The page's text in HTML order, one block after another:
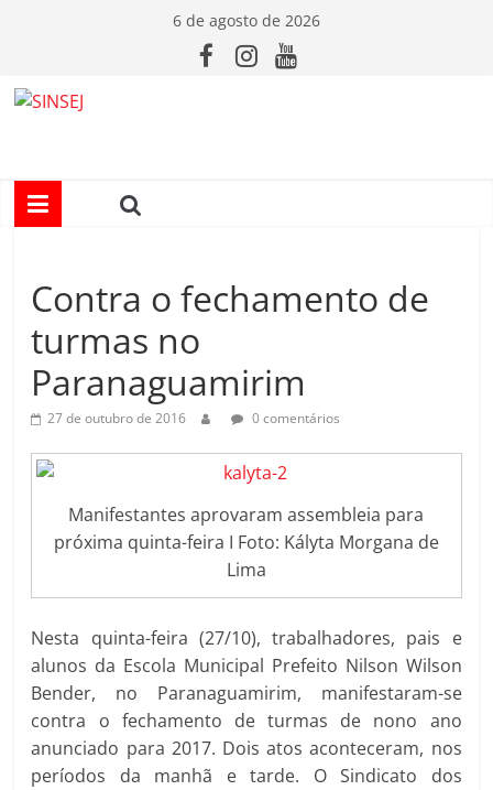
conteúdo
6 de agosto de 2026
I
S
E
Contra o fechamento de
turmas no
Paranaguamirim
27 de outubro de 2016 0 comentários
Manifestantes aprovaram assembleia para
próxima quinta-feira I Foto: Kályta Morgana de
Lima
Nesta quinta-feira (27/10), trabalhadores, pais e
alunos da Escola Municipal Prefeito Nilson Wilson
Bender, no Paranaguamirim, manifestaram-se
contra o fechamento de turmas de nono ano
anunciado para 2017. Dois atos aconteceram, nos
períodos da manhã e tarde. O Sindicato dos